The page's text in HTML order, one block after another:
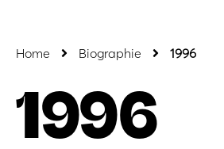
Home Biographie 1996
1996